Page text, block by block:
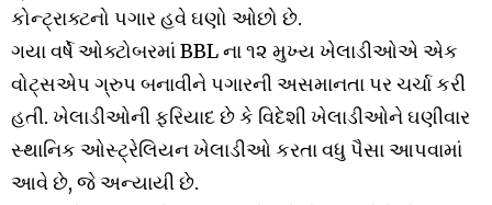
કોન્ટ્રાક્ટનો પગાર હવે ઘણો ઓછો છે.
ગયા વર્ષે ઓક્ટોબરમાં BBL ના ૧૨ મુખ્ય ખેલાડીઓએ એક
વોટ્સએપ ગ્રુપ બનાવીને પગારની અસમાનતા પર ચર્ચા કરી
હતી. ખેલાડીઓની ફરિયાદ છે કે વિદેશી ખેલાડીઓને ઘણીવાર
સ્થાનિક ઓસ્ટ્રેલિયન ખેલાડીઓ કરતા વધુ પૈસા આપવામાં
આવે છે, જે અન્યાયી છે.